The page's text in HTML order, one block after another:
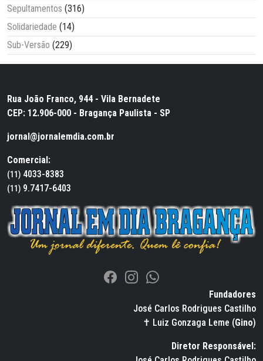
Sepultamentos (316)
Solidariedade (14)
Sub-Versão (229)
Rua João Franco, 944 - Vila Bernadete
CEP: 12.906-000 - Bragança Paulista - SP
jornal@jornalemdia.com.br
Comercial:
(11) 4033-8383
(11) 9.7417-6403
Fundadores
José Carlos Rodrigues Castilho
✝ Luiz Gonzaga Leme (Gino)
Diretor Responsável: